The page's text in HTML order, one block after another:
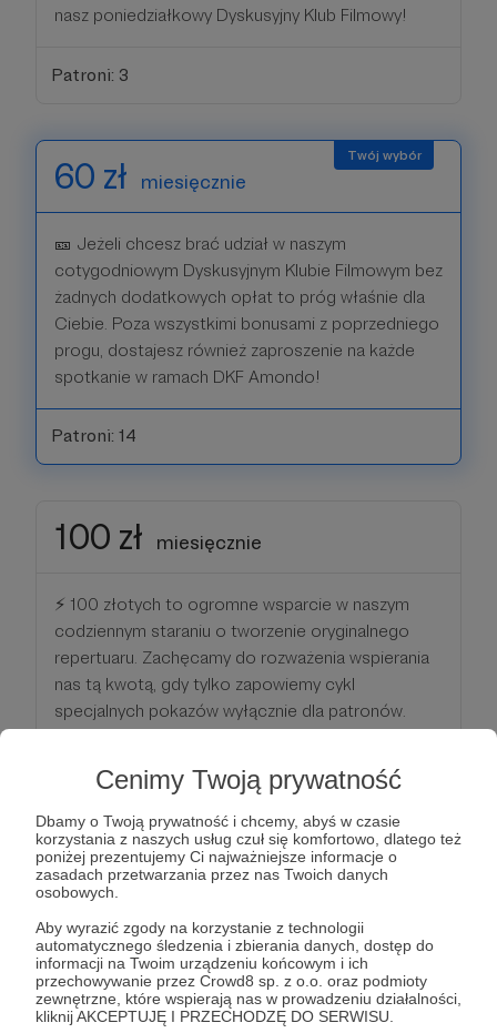
Cenimy Twoją prywatność
Dbamy o Twoją prywatność i chcemy, abyś w czasie
korzystania z naszych usług czuł się komfortowo, dlatego też
poniżej prezentujemy Ci najważniejsze informacje o
zasadach przetwarzania przez nas Twoich danych
osobowych.
Aby wyrazić zgody na korzystanie z technologii
automatycznego śledzenia i zbierania danych, dostęp do
informacji na Twoim urządzeniu końcowym i ich
przechowywanie przez Crowd8 sp. z o.o. oraz podmioty
zewnętrzne, które wspierają nas w prowadzeniu działalności,
kliknij AKCEPTUJĘ I PRZECHODZĘ DO SERWISU.
nasz poniedziałkowy Dyskusyjny Klub Filmowy!
Patroni: 3
60 zł miesięcznie
🎫 Jeżeli chcesz brać udział w naszym
cotygodniowym Dyskusyjnym Klubie Filmowym bez
żadnych dodatkowych opłat to próg właśnie dla
Ciebie. Poza wszystkimi bonusami z poprzedniego
progu, dostajesz również zaproszenie na każde
spotkanie w ramach DKF Amondo!
Patroni: 14
100 zł miesięcznie
⚡️ 100 złotych to ogromne wsparcie w naszym
codziennym staraniu o tworzenie oryginalnego
repertuaru. Zachęcamy do rozważenia wspierania
nas tą kwotą, gdy tylko zapowiemy cykl
specjalnych pokazów wyłącznie dla patronów.
wszystkimi poprzednimi bonusami, zostanie
również zaproszony na każdy z naszych
zamkniętych pokazów.
Patroni: 0
150 zł miesięcznie